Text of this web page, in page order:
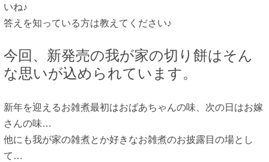
いね♪
答えを知っている方は教えてください♪
今回、新発売の我が家の切り餅はそん
な思いが込められています。
新年を迎えるお雑煮最初はおばあちゃんの味、次の日はお嫁
さんの味…
他にも我が家の雑煮とか好きなお雑煮のお披露目の場とし
て…